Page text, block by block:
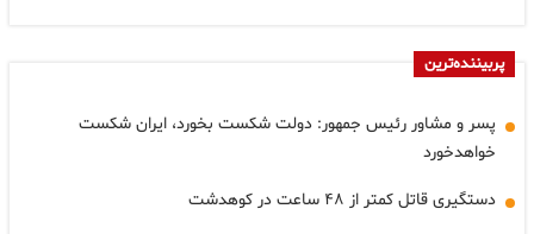
پربیننده‌ترین
پسر و مشاور رئیس جمهور: دولت شکست بخورد، ایران شکست
خواهدخورد
دستگیری قاتل کمتر از ۴۸ ساعت در کوهدشت